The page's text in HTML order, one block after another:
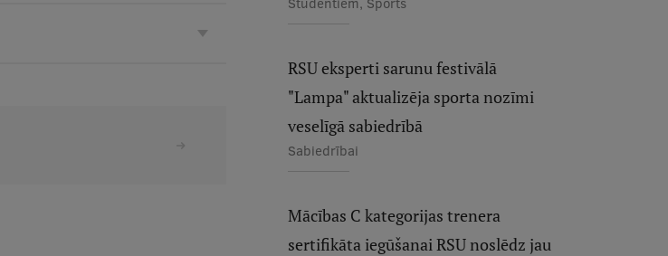
RSU eksperti sarunu festivālā
"Lampa" aktualizēja sporta nozīmi
veselīgā sabiedrībā
Sabiedrībai
Mācības C kategorijas trenera
sertifikāta iegūšanai RSU noslēdz jau